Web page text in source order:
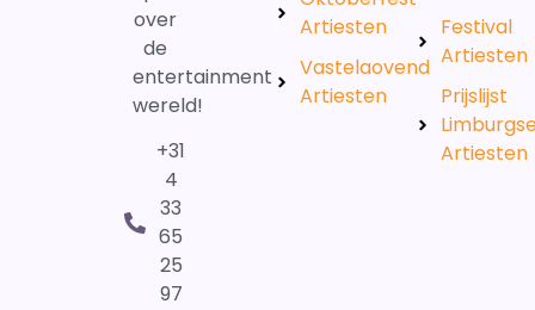
over
de
entertainment
wereld!
+31
4
33
65
25
97
Artiesten
Vastelaovend
Artiesten
Festival
Artiesten
Prijslijst
Artiesten